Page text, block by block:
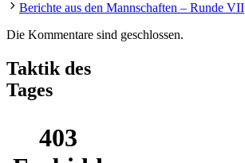
Berichte aus den Mannschaften – Runde VII
Die Kommentare sind geschlossen.
Taktik des
Tages